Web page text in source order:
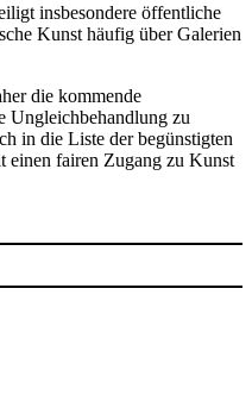
insbesondere öffentliche
Kunst häufig über Galerien
die kommende
Ungleichbehandlung zu
in die Liste der begünstigten
einen fairen Zugang zu Kunst